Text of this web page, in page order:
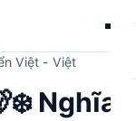
Việt - Việt
Nghĩa